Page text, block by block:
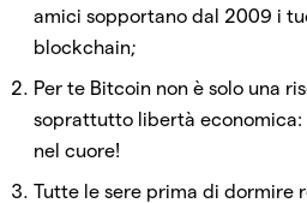
amici sopportano dal 2009 i
blockchain;
Per te Bitcoin non è solo una
soprattutto libertà economica:
nel cuore!
Tutte le sere prima di dormire